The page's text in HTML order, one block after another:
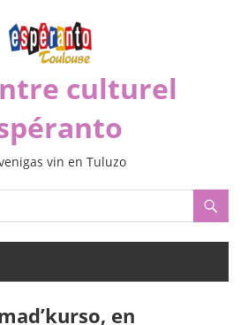
culturel
vin en Tuluzo
en